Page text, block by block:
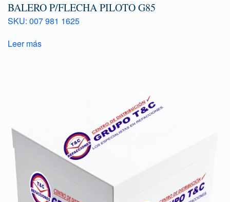
BALERO P/FLECHA PILOTO G85
SKU: 007 981 1625
Leer más